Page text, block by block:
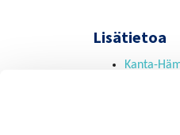
Lisätietoa
Kanta-